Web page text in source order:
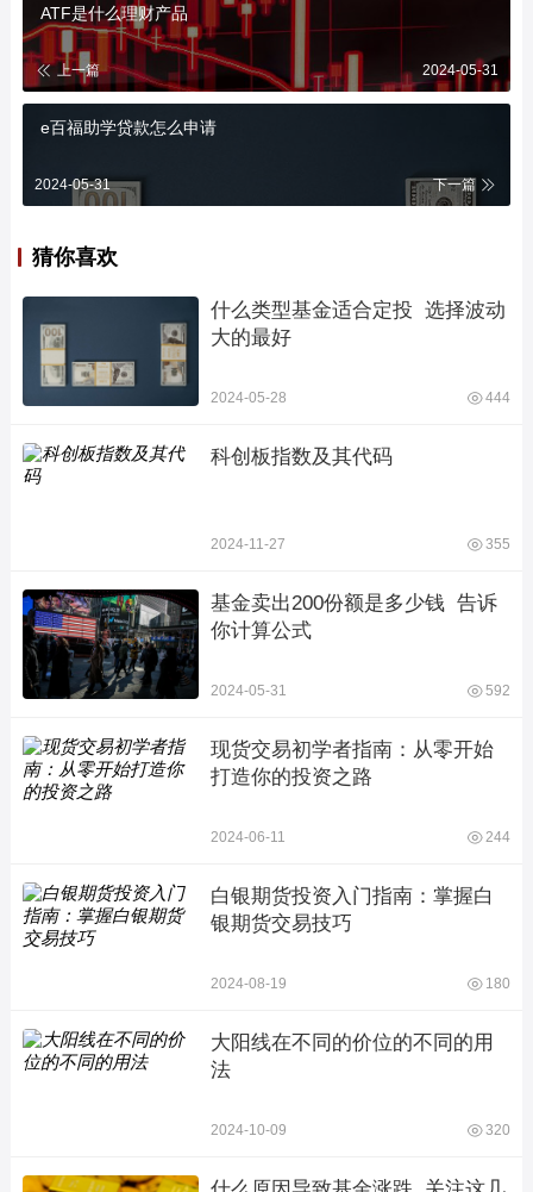
ATF是什么理财产品
上一篇 2024-05-31
e百福助学贷款怎么申请
2024-05-31 下一篇
猜你喜欢
什么类型基金适合定投  选择波动
大的最好
2024-05-28 444
科创板指数及其代码
2024-11-27 355
基金卖出200份额是多少钱  告诉
你计算公式
2024-05-31 592
现货交易初学者指南：从零开始
打造你的投资之路
2024-06-11 244
白银期货投资入门指南：掌握白
银期货交易技巧
2024-08-19 180
大阳线在不同的价位的不同的用
法
2024-10-09 320